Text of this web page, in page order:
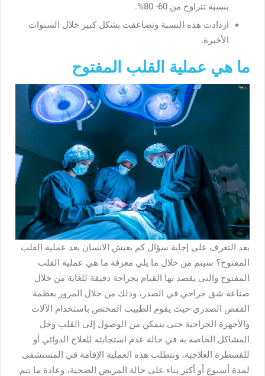
بنسبة تتراوح من 60- 80%.
ازدادت هذه النسبة وتضاعفت بشكل كبير خلال السنوات
الأخيرة.
ما هي عملية القلب المفتوح
بعد التعرف على إجابة سؤال كم يعيش الانسان بعد عملية القلب
المفتوح؟ سيتم من خلال ما يلي معرفة ما هي عملية القلب
المفتوح والتي يقصد بها القيام بجراحة دقيقة للغاية من خلال
صناعة شق جراحي في الصدر، وذلك من خلال المرور بعظمة
القفص الصدري حيث يقوم الطبيب المختص باستخدام الآلات
والأجهزة الجراحية حتى يتمكن من الوصول إلى القلب وحل
المشاكل الخاصة به في حالة عدم استجابته للعلاج الدوائي أو
للقسطرة العلاجية، وتتطلب هذه العملية الإقامة في المستشفى
لمدة أسبوع أو أكثر بناء على حالة المريض الصحية، وعادة ما يتم